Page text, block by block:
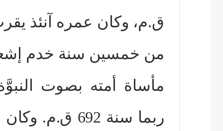
ق.م، وكان عمره آنئذ
من خمسين سنة خدم
مأساة أمته بصوت
ربما
سنة 692 ق.م.